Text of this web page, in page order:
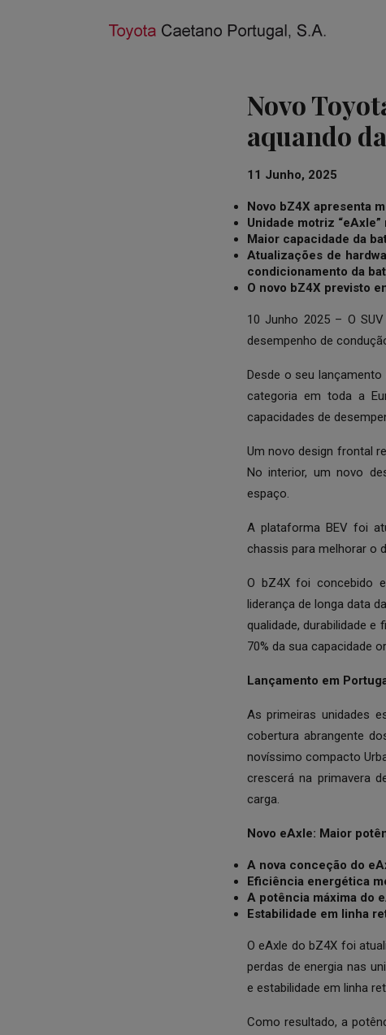
Novo
aquando
11 Junho, 2025
Novo bZ4X apresenta
Unidade motriz
Maior capacidade da
Atualizações de
condicionamento da
O novo bZ4X previsto
10 Junho 2025 – O
desempenho de
Desde o seu
categoria em toda a
capacidades de
Um novo design frontal
No interior, um novo
espaço.
A plataforma BEV foi
chassis para melhorar o
O bZ4X foi concebido
liderança de longa data
qualidade, durabilidade
70% da sua capacidade
Lançamento em
As primeiras unidades
cobertura abrangente
novíssimo compacto
crescerá na primavera
carga.
Novo eAxle: Maior
A nova conceção do
Eficiência energética
A potência máxima do
Estabilidade em linha
O eAxle do bZ4X foi
perdas de energia nas
e estabilidade em linha
Como resultado, a